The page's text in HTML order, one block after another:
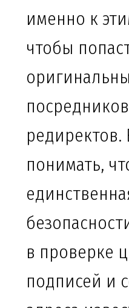
именно к
чтобы
редиректов.
понимать,
в проверке
подписей и